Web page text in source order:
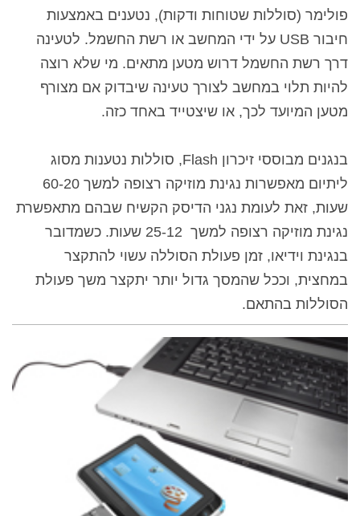
פולימר (סוללות שטוחות ודקות), נטענים באמצעות
חיבור USB על ידי המחשב או רשת החשמל. לטעינה
דרך רשת החשמל דרוש מטען מתאים. מי שלא רוצה
להיות תלוי במחשב לצורך טעינה שיבדוק אם מצורף
מטען המיועד לכך, או שיצטייד באחד כזה.
בנגנים מבוססי זיכרון Flash, סוללות נטענות מסוג
ליתיום מאפשרות נגינת מוזיקה רצופה למשך 60-20
שעות, זאת לעומת נגני הדיסק הקשיח שבהם מתאפשרת
נגינת מוזיקה רצופה למשך
25-12 שעות. כשמדובר
בנגינת וידיאו, זמן פעולת הסוללה עשוי להתקצר
במחצית, וככל שהמסך גדול יותר יתקצר משך פעולת
הסוללות בהתאם.